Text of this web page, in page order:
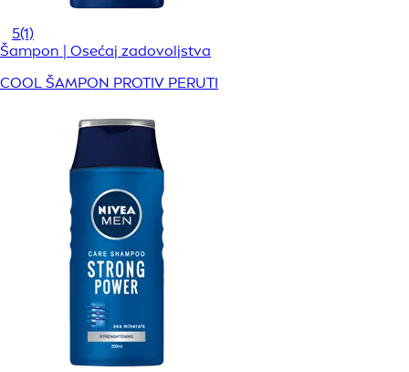
5(1)
Šampon | Osećaj zadovoljstva
COOL ŠAMPON PROTIV PERUTI